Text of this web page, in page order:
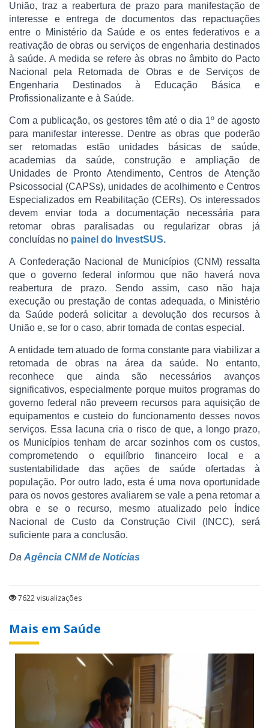
União, traz a reabertura de prazo para manifestação de
interesse e entrega de documentos das repactuações
entre o Ministério da Saúde e os entes federativos e a
reativação de obras ou serviços de engenharia destinados
à saúde. A medida se refere às obras no âmbito do Pacto
Nacional pela Retomada de Obras e de Serviços de
Engenharia Destinados à Educação Básica e
Profissionalizante e à Saúde.
Com a publicação, os gestores têm até o dia 1º de agosto
para manifestar interesse. Dentre as obras que poderão
ser retomadas estão unidades básicas de saúde,
academias da saúde, construção e ampliação de
Unidades de Pronto Atendimento, Centros de Atenção
Psicossocial (CAPSs), unidades de acolhimento e Centros
Especializados em Reabilitação (CERs). Os interessados
devem enviar toda a documentação necessária para
retomar obras paralisadas ou regularizar obras já
concluídas no painel do InvestSUS.
A Confederação Nacional de Municípios (CNM) ressalta
que o governo federal informou que não haverá nova
reabertura de prazo. Sendo assim, caso não haja
execução ou prestação de contas adequada, o Ministério
da Saúde poderá solicitar a devolução dos recursos à
União e, se for o caso, abrir tomada de contas especial.
A entidade tem atuado de forma constante para viabilizar a
retomada de obras na área da saúde. No entanto,
reconhece que ainda são necessários avanços
significativos, especialmente porque muitos programas do
governo federal não preveem recursos para aquisição de
equipamentos e custeio do funcionamento desses novos
serviços. Essa lacuna cria o risco de que, a longo prazo,
os Municípios tenham de arcar sozinhos com os custos,
comprometendo o equilíbrio financeiro local e a
sustentabilidade das ações de saúde ofertadas à
população. Por outro lado, esta é uma nova oportunidade
para os novos gestores avaliarem se vale a pena retomar a
obra e se o recurso, mesmo atualizado pelo Índice
Nacional de Custo da Construção Civil (INCC), será
suficiente para a conclusão.
Da Agência CNM de Notícias
7622 visualizações
Mais em Saúde